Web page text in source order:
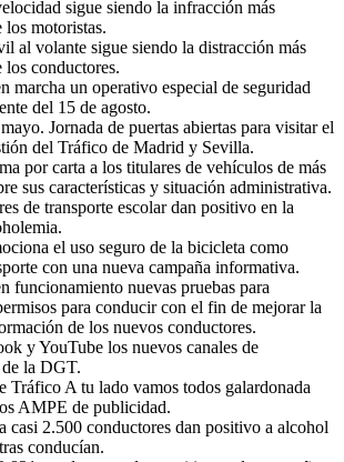
sigue siendo la infracción más
los motoristas.
al volante sigue siendo la distracción más
los conductores.
marcha un operativo especial de seguridad
del 15 de agosto.
Jornada de puertas abiertas para visitar el
del Tráfico de Madrid y Sevilla.
por carta a los titulares de vehículos de más
sus características y situación administrativa.
de transporte escolar dan positivo en la
el uso seguro de la bicicleta como
con una nueva campaña informativa.
funcionamiento nuevas pruebas para
para conducir con el fin de mejorar la
de los nuevos conductores.
y YouTube los nuevos canales de
la DGT.
Tráfico A tu lado vamos todos galardonada
AMPE de publicidad.
casi 2.500 conductores dan positivo a alcohol
conducían.